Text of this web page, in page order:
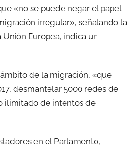
«no se puede negar el papel
irregular», señalando la
Europea, indica un
de la migración, «que
desmantelar 5000 redes de
ilimitado de intentos de
en el Parlamento,